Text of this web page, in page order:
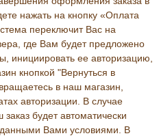
нажать на кнопку «Оплата
переключит Вас на
где Вам будет предложено
инициировать ее авторизацию,
кнопкой "Вернуться в
в наш магазин,
авторизации. В случае
будет автоматически
Вами условиями. В